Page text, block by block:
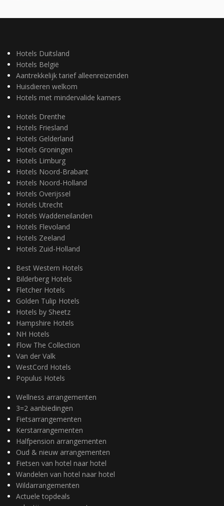
Hotels Duitsland
Hotels België
Aantrekkelijk tarief alleenreizenden
Huisdieren welkom
Hotels met mindervalide kamers
Hotels Drenthe
Hotels Friesland
Hotels Gelderland
Hotels Groningen
Hotels Limburg
Hotels Noord-Brabant
Hotels Noord-Holland
Hotels Overijssel
Hotels Utrecht
Hotels Waddeneilanden
Hotels Flevoland
Hotels Zeeland
Hotels Zuid-Holland
Best Western Hotels
Bilderberg Hotels
Fletcher Hotels
Golden Tulip Hotels
Hotels by Sheetz
Hampshire Hotels
NH Hotels
Flow The Collection
Van der Valk
WestCord Hotels
Populus Hotels
Wellness arrangementen
3=2 aanbiedingen
Fietsarrangementen
Kerstarrangementen
Halfpension arrangementen
Oud & nieuw arrangementen
Fietsen van hotel naar hotel
Wandelen van hotel naar hotel
Wildarrangementen
Actuele topdeals